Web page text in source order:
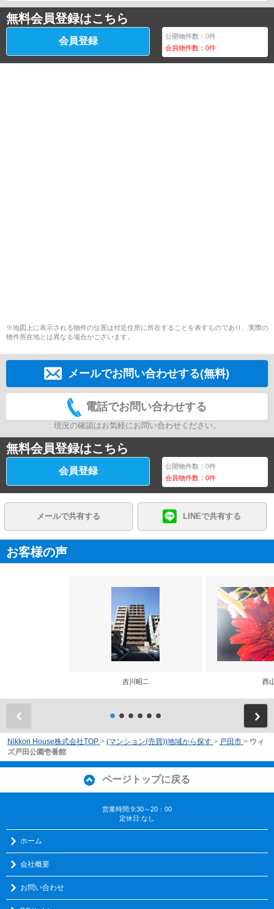
無料会員登録はこちら
会員登録 公開物件数：0件
会員物件数：0件
※地図上に表示される物件の位置は付近住所に所在することを表すものであり、実際の
物件所在地とは異なる場合がございます。
メールでお問い合わせする(無料)
電話でお問い合わせする
現況の確認はお気軽にお問い合わせください。
無料会員登録はこちら
会員登録 公開物件数：0件
会員物件数：0件
メールで共有する LINEで共有する
お客様の声
吉川昭二 西
Nikkori House株式会社TOP > (マンション(売買))地域から探す > 戸田市 > ウィ
ズ戸田公園壱番館
ページトップに戻る
営業時間:9:30～20：00
定休日:なし
ホーム
会社概要
お問い合わせ